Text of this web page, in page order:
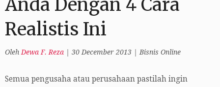
Anda Dengan 4 Cara
Realistis Ini
Oleh Dewa F. Reza 30 December 2013 Bisnis Online
Semua pengusaha atau perusahaan pastilah ingin